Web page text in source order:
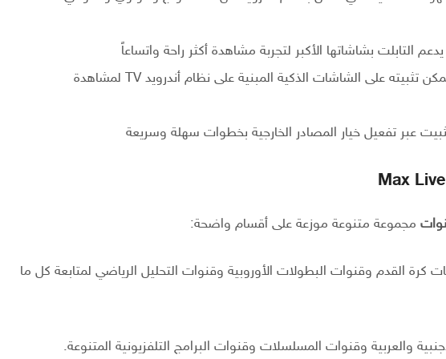
التابلت بشاشاتها الأكبر لتجربة مشاهدة أكثر راحة واتساعاً
: يمكن تثبيته على الشاشات الذكية المبنية على نظام أندرويد TV لمشاهدة
عبر تفعيل خيار المصادر الخارجية بخطوات سهلة وسريعة
مجموعة متنوعة موزعة على أقسام واضحة:
كرة القدم وقنوات البطولات الأوروبية وقنوات التحليل الرياضي لمتابعة كل ما
والعربية وقنوات المسلسلات وقنوات البرامج التلفزيونية المتنوعة.